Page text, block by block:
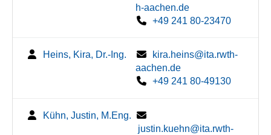
h-aachen.de
+49 241 80-23470
Heins, Kira, Dr.-Ing.
kira.heins@ita.rwth-
aachen.de
+49 241 80-49130
Kühn, Justin, M.Eng.
justin.kuehn@ita.rwth-